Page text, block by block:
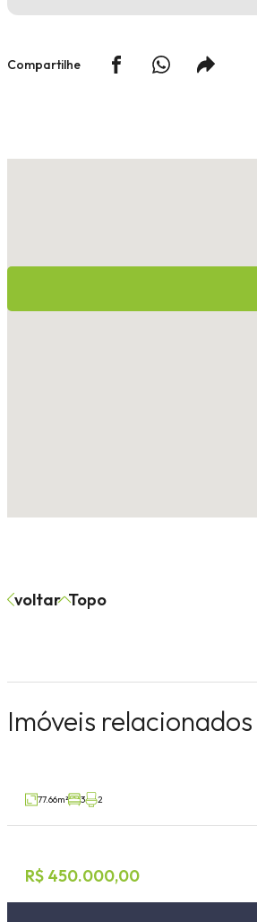
Compartilhe
voltar Topo
Imóveis relacionados
Sobrado 3 dormitórios
Jardim Botânico, Lajeado
77.66m² 3 2
R$ 450.000,00